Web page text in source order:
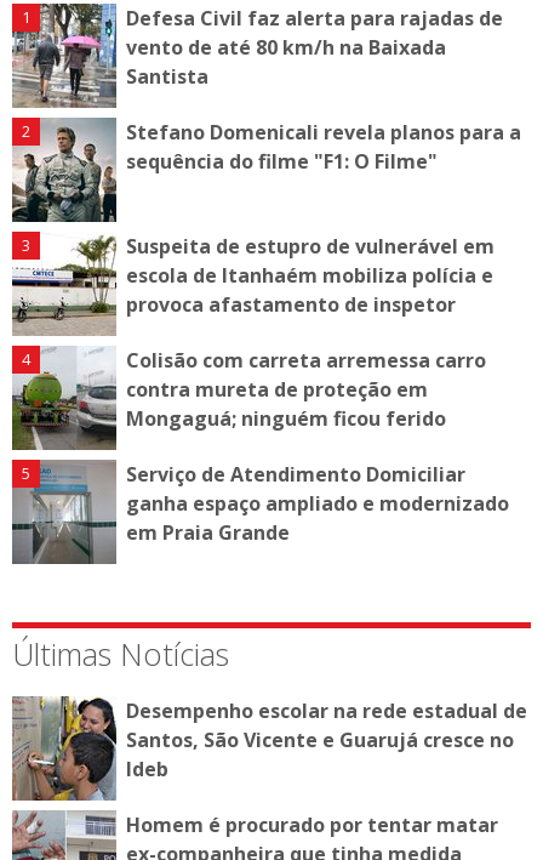
Defesa Civil faz alerta para rajadas de
vento de até 80 km/h na Baixada
Santista
Stefano Domenicali revela planos para a
sequência do filme "F1: O Filme"
Suspeita de estupro de vulnerável em
escola de Itanhaém mobiliza polícia e
provoca afastamento de inspetor
Colisão com carreta arremessa carro
contra mureta de proteção em
Mongaguá; ninguém ficou ferido
Serviço de Atendimento Domiciliar
ganha espaço ampliado e modernizado
em Praia Grande
Últimas Notícias
Desempenho escolar na rede estadual de
Santos, São Vicente e Guarujá cresce no
Ideb
Homem é procurado por tentar matar
ex-companheira que tinha medida